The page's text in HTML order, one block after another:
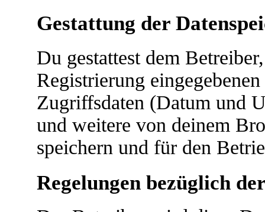
Gestattung der
Du gestattest dem
Registrierung
Zugriffsdaten (Datum und
und weitere von deinem
speichern und für den
Regelungen bezüglich